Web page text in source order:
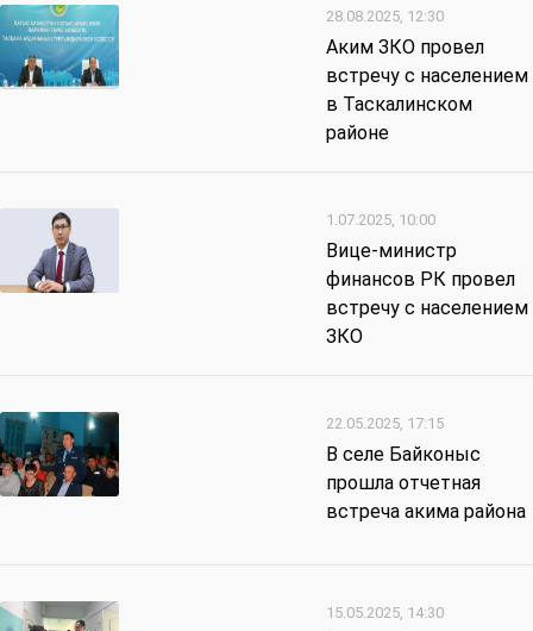
28.08.2025, 12:30
Аким ЗКО провел
встречу с населением
в Таскалинском
районе
1.07.2025, 10:00
Вице-министр
финансов РК провел
встречу с населением
ЗКО
22.05.2025, 17:15
В селе Байконыс
прошла отчетная
встреча акима района
15.05.2025, 14:30